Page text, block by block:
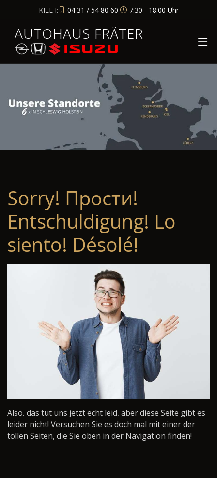
KIEL I: 04 31 / 54 80 60 7:30 - 18:00 Uhr
AUTOHAUS FRÄTER
Sorry! Прости!
Entschuldigung! Lo
siento! Désolé!
Also, das tut uns jetzt echt leid, aber diese Seite gibt es
leider nicht! Versuchen Sie es doch mal mit einer der
tollen Seiten, die Sie oben in der Navigation finden!